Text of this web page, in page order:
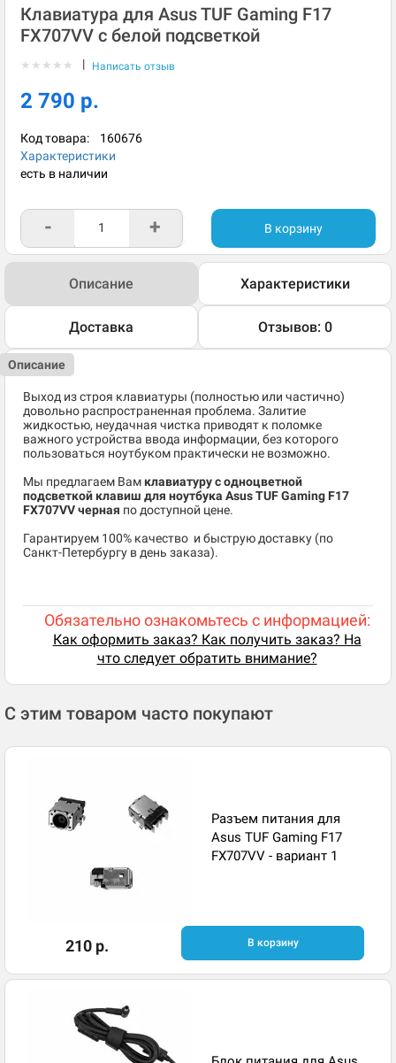
Клавиатура для Asus TUF Gaming F17
FX707VV с белой подсветкой
★ ★ ★ ★ ★ | Написать отзыв
2 790 р.
Код товара: 160676
Характеристики
есть в наличии
- + В корзину
Описание Характеристики
Доставка Отзывов: 0
Описание
Выход из строя клавиатуры (полностью или частично)
довольно распространенная проблема. Залитие
жидкостью, неудачная чистка приводят к поломке
важного устройства ввода информации, без которого
пользоваться ноутбуком практически не возможно.
Мы предлагаем Вам клавиатуру с одноцветной
подсветкой клавиш для ноутбука Asus TUF Gaming F17
FX707VV черная по доступной цене.
​Гарантируем 100% качество и быструю доставку (по
Санкт-Петербургу в день заказа).
Обязательно ознакомьтесь с информацией:
Как оформить заказ? Как получить заказ? На
что следует обратить внимание?
С этим товаром часто покупают
Разъем питания для
Asus TUF Gaming F17
FX707VV - вариант 1
210 р. В корзину